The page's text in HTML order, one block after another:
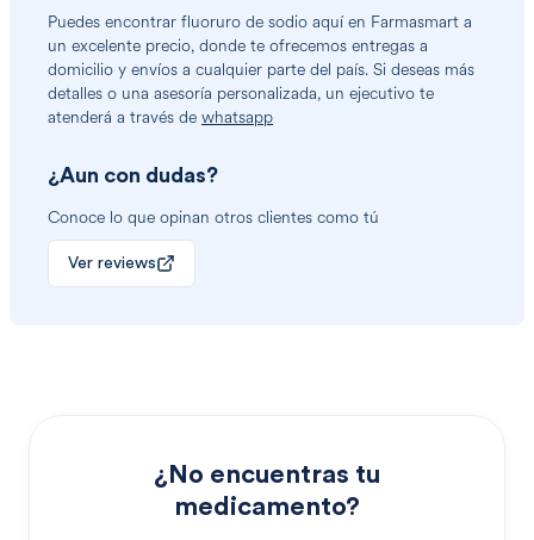
Puedes encontrar fluoruro de sodio aquí en Farmasmart a
un excelente precio, donde te ofrecemos entregas a
domicilio y envíos a cualquier parte del país. Si deseas más
detalles o una asesoría personalizada, un ejecutivo te
atenderá a través de whatsapp
¿Aun con dudas?
Conoce lo que opinan otros clientes como tú
Ver reviews
¿No encuentras tu
medicamento?